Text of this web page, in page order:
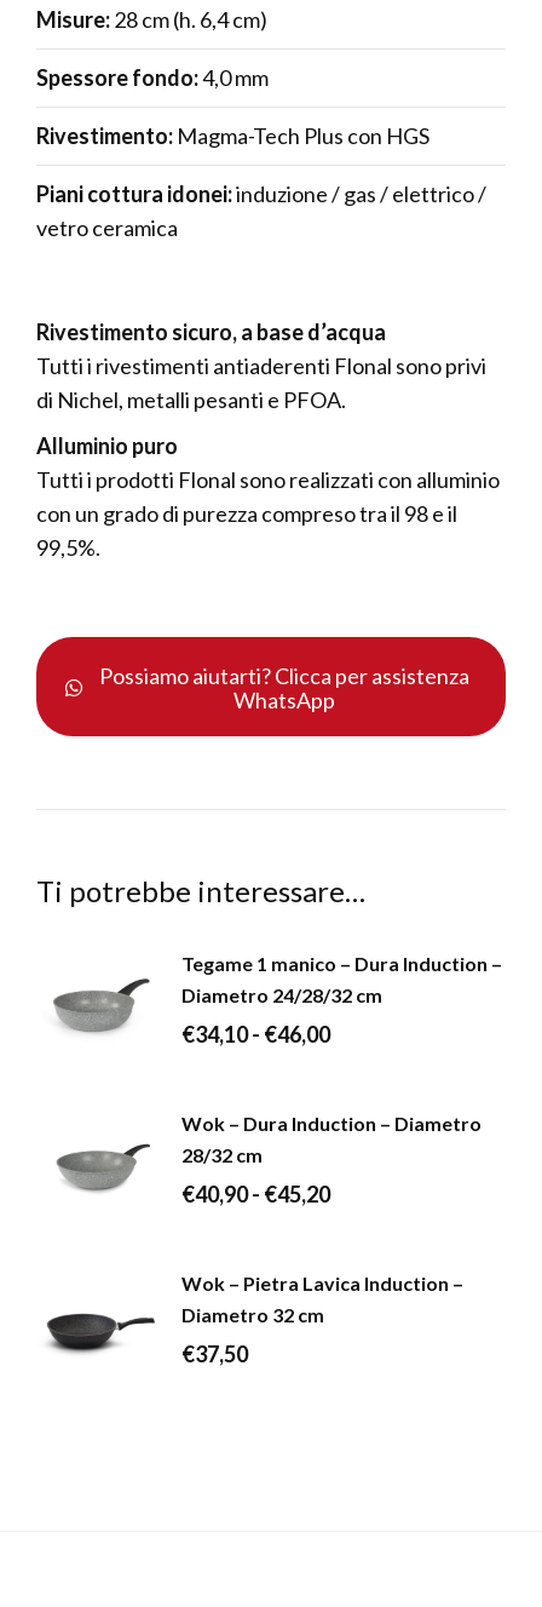
Misure:28 cm (h. 6,4 cm)
Spessore fondo:4,0 mm
Rivestimento: Magma-Tech Plus con HGS
Piani cottura idonei:induzione / gas / elettrico /
vetro ceramica
Rivestimento sicuro, a base d’acqua
Tutti i rivestimenti antiaderenti Flonal sono privi
di Nichel, metalli pesanti e PFOA.
Alluminio puro
Tutti i prodotti Flonal sono realizzati con alluminio
con un grado di purezza compreso tra il 98 e il
99,5%.
Possiamo aiutarti? Clicca per assistenza
WhatsApp
Ti potrebbe interessare…
Tegame 1 manico – Dura Induction –
Diametro 24/28/32 cm
€34,10- €46,00Fascia
da
a
Wok – Dura Induction – Diametro
28/32 cm
€40,90- €45,20Fascia
da
Wok – Pietra Lavica Induction –
Diametro 32 cm
€37,50